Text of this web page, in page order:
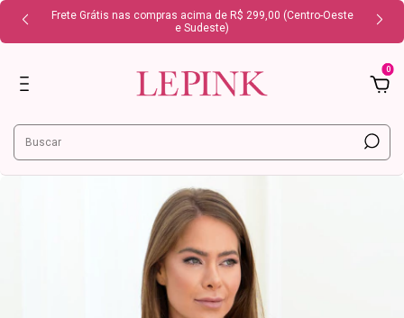
Frete Grátis nas compras acima de R$ 299,00 (Centro-Oeste
e Sudeste)
0